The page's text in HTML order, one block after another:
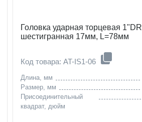
Головка ударная торцевая 1"DR
шестигранная 17мм, L=78мм
Код товара: AT-IS1-06
Длина, мм
Размер, мм
Присоединительный
квадрат, дюйм